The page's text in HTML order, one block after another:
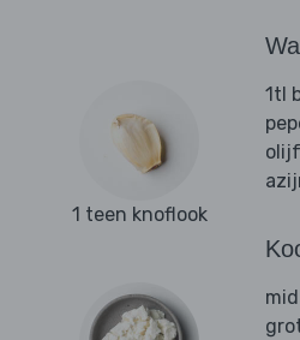
1 teen knoflook
1tl